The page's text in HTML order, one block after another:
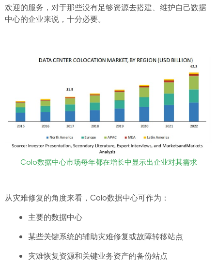
欢迎的服务，对于那些没有足够资源去搭建、维护自己数据
中心的企业来说，十分必要。
Colo数据中心市场每年都在增长中显示出企业对其需求
从灾难修复的角度来看，Colo数据中心可作为：
主要的数据中心
某些关键系统的辅助灾难修复或故障转移站点
灾难恢复资源和关键业务资产的备份站点